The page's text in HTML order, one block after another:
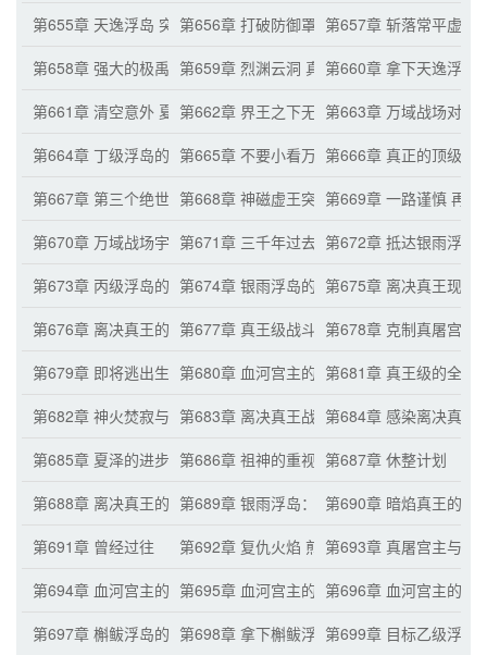
第655章 天逸浮岛 突然出现的极禹星域半步界王
第656章 打破防御罩 轰击天逸浮岛
第657章 斩落常平虚王
第658章 强大的极禹星域 集合在一起第659章 烈渊云洞 真王级的血河宫主
第660章 拿下天逸浮岛
第661章 清空意外 夏泽降临第662章 界王之下无敌 不着急突破界王的夏泽
第663章 万域战场对夏
第664章 丁级浮岛的阻碍第665章 不要小看万域战场 禁制之道的星域
第666章 真正的顶级天
第667章 第三个绝世禁制第668章 神磁虚王突破真王级第669章 一路谨慎 再遇
第670章 万域战场宇宙规则的奥秘 夏泽的困惑
第671章 三千年过去 丧尸一族实力恐怖提升
第672章 抵达银雨浮岛
第673章 丙级浮岛的模样 十尊真王级的压迫感
第674章 银雨浮岛的真实情况第675章 离决真王现身
第676章 离决真王的突围第677章 真王级战斗爆发第678章 克制真屠宫主
第679章 即将逃出生天的离决真王 突破极限的真屠宫主
第680章 血河宫主的信任第681章 真王级的全力
第682章 神火焚寂与杀戮巨斧的决战第683章 离决真王战败 血河宫主出手
第684章 感染离决真王
第685章 夏泽的进步 感悟宇宙规则的基本条件
第686章 祖神的重视信任第687章 休整计划
第688章 离决真王的仇敌 值得的冒险第689章 银雨浮岛：真王级的尽情战斗之地
第690章 暗焰真王的憎
第691章 曾经过往
第692章 复仇火焰 煎熬结束第693章 真屠宫主与血
第694章 血河宫主的警醒 五百年后第695章 血河宫主的提升 出发其他浮岛据点
第696章 血河宫主的计
第697章 槲鲅浮岛的两尊真王级第698章 拿下槲鲅浮岛第699章 目标乙级浮岛